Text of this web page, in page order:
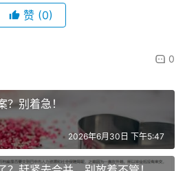
赞 (0)
0
？别着急！
2026年6月30日 下午5:47